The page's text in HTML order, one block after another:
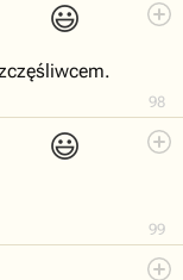
😃
98
😃
99